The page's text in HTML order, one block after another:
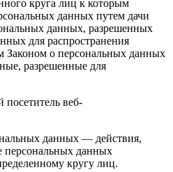
круга лиц к которым
данных путем дачи
данных, разрешенных
для распространения
Законом о персональных данных
разрешенные для
веб-
данных — действия,
персональных данных
кругу лиц.